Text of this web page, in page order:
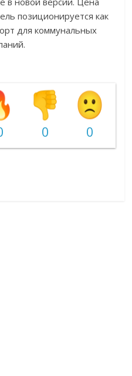
позиционируется как
для коммунальных
0 0